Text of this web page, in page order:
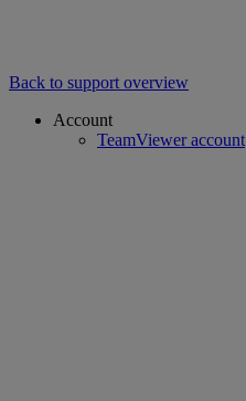
Back to support overview
Account
TeamViewer account